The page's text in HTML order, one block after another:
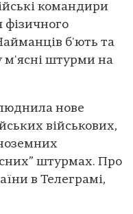
командири
фізичного
б'ють та
м'ясні штурми на
нове
військових,
штурмах. Про
в Телеграмі,